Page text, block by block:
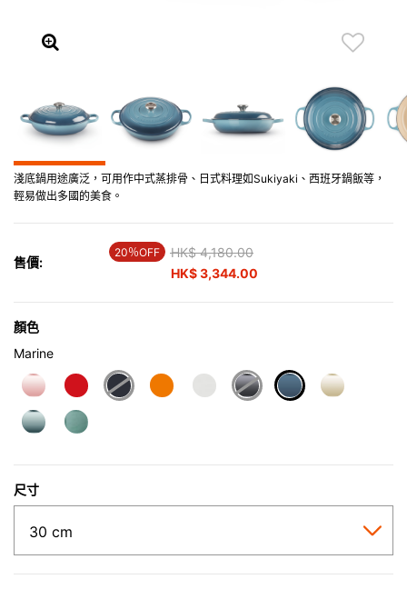
淺底鍋用途廣泛，可用作中式蒸排骨、日式料理如Sukiyaki、西班牙鍋飯等，
輕易做出多國的美食。
售價:
20％OFF Price reduced from
HK$ 4,180.00to
HK$ 3,344.00
顏色
Marine
尺寸